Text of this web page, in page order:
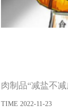
肉制品“减盐不
TIME 2022-11-23